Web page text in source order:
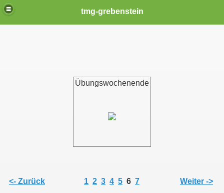
tmg-grebenstein
Übungswochenende
<- Zurück 1 2 3 4 5 6 7 Weiter ->